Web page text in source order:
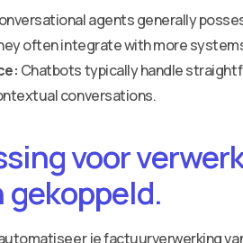
agents generally
often integrate with more
Chatbots typically handle
conversations.
voor
je factuurverwerking